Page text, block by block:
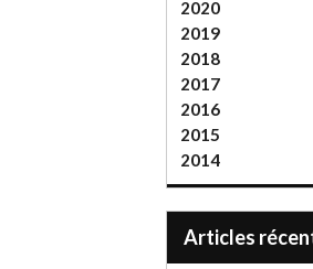
2020
2019
2018
2017
2016
2015
2014
articles